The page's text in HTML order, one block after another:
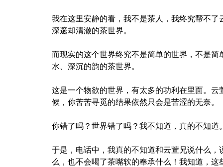
我在这里安静的看，我不是茶人，我终究帮不
深邃却清澈的茶世界。
而现实的这个世界终究不是简单的世界，不是
水、深沉的韵的茶世界。
这是一个物欲的世界，有太多的功利在里面。
候，你苦苦寻觅的结果依然只会是苦涩的无奈。
你错了吗？世界错了吗？我不知道，真的不知道
于是，电话中，我真的不知道和云萱兄说什么
么，也不会喝了茶嘴软的奉承什么！我知道，